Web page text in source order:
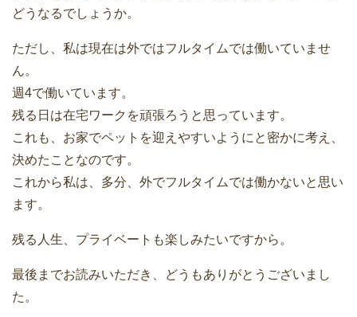
どうなるでしょうか。
ただし、私は現在は外ではフルタイムでは働いていませ
ん。
週4で働いています。
残る日は在宅ワークを頑張ろうと思っています。
これも、お家でペットを迎えやすいようにと密かに考え、
決めたことなのです。
これから私は、多分、外でフルタイムでは働かないと思い
ます。
残る人生、プライベートも楽しみたいですから。
最後までお読みいただき、どうもありがとうございまし
た。